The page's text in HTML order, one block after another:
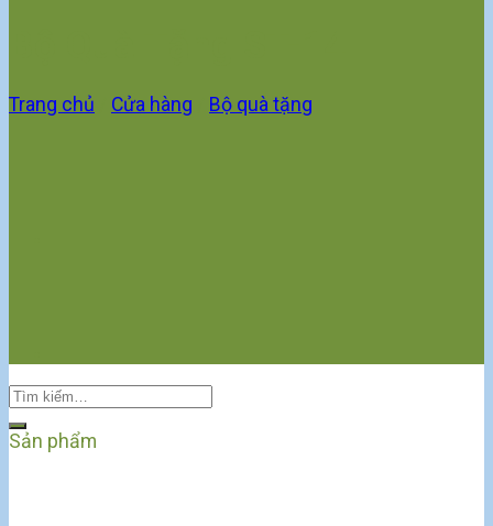
Trang chủ Cửa hàng Bộ quà tặng
Sản phẩm